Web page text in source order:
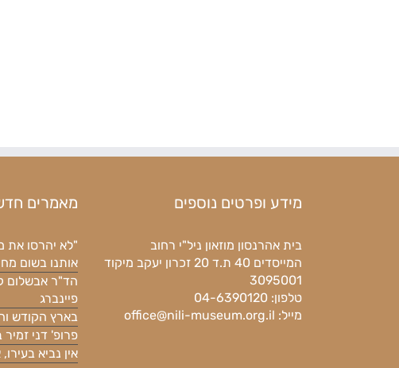
מידע ופרטים נוספים
בית אהרנסון מוזאון ניל"י רחוב
המייסדים 40 ת.ד 20 זכרון יעקב מיקוד
3095001
טלפון: 04-6390120
מייל: office@nili-museum.org.il
מאמרים
"לא יהרסו את
אותנו בשום
הד"ר אבשלום
פיינברג
בארץ הקודש
פרופ' דני
אין נביא